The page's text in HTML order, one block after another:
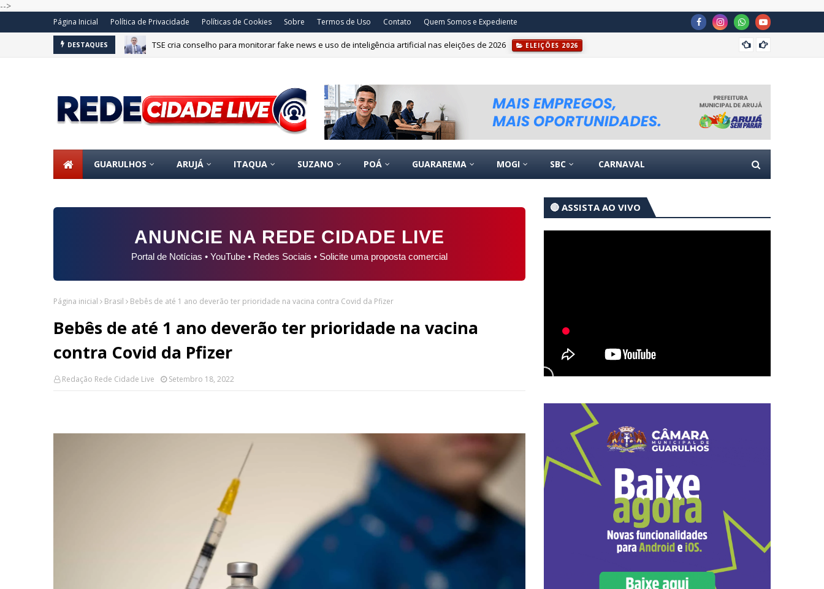
-->
Página Inicial Política de Privacidade Políticas de Cookies Sobre Termos de Uso Contato Quem Somos e Expediente
DESTAQUES TSE cria conselho para monitorar fake news e uso de inteligência artificial nas eleições de 2026 ELEIÇÕES 2026
GUARULHOS ARUJÁ ITAQUA SUZANO POÁ GUARAREMA MOGI SBC CARNAVAL
ANUNCIE NA REDE CIDADE LIVE
Portal de Notícias • YouTube • Redes Sociais • Solicite uma proposta comercial
Página inicial Brasil Bebês de até 1 ano deverão ter prioridade na vacina contra Covid da Pfizer
Bebês de até 1 ano deverão ter prioridade na vacina
contra Covid da Pfizer
Redação Rede Cidade Live Setembro 18, 2022
🔴 ASSISTA AO VIVO